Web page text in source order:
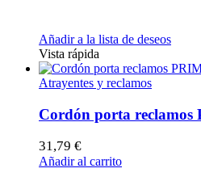
Añadir a la lista de deseos
Vista rápida
Atrayentes y reclamos
Cordón porta reclamos
31,79 €
Añadir al carrito